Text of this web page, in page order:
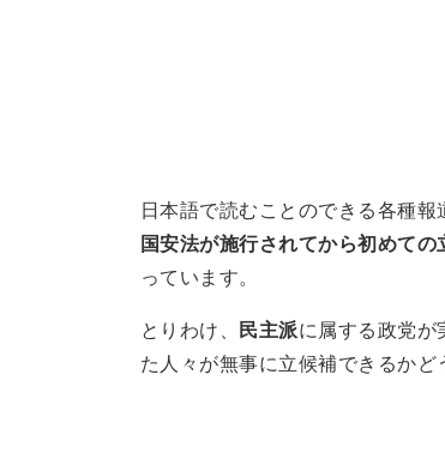
日本語で読むことのできる各種報
国安法が施行されてから初めての
っています。
とりわけ、 民主派に属する政党が
た人々が無事に立候補できるかど